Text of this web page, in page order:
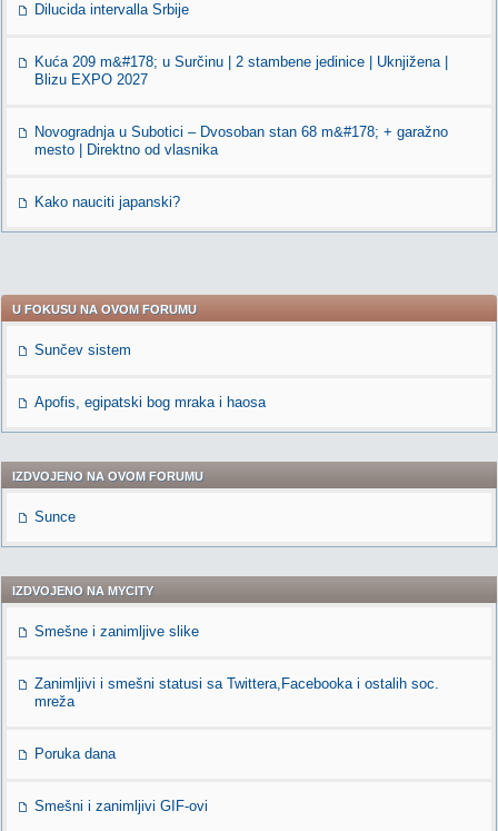
Dilucida intervalla Srbije
Kuća 209 m&#178; u Surčinu | 2 stambene jedinice | Uknjižena |
Blizu EXPO 2027
Novogradnja u Subotici – Dvosoban stan 68 m&#178; + garažno
mesto | Direktno od vlasnika
Kako nauciti japanski?
U FOKUSU NA OVOM FORUMU
Sunčev sistem
Apofis, egipatski bog mraka i haosa
IZDVOJENO NA OVOM FORUMU
Sunce
IZDVOJENO NA MYCITY
Smešne i zanimljive slike
Zanimljivi i smešni statusi sa Twittera,Facebooka i ostalih soc.
mreža
Poruka dana
Smešni i zanimljivi GIF-ovi